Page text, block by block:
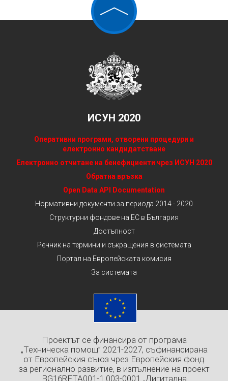
ИСУН 2020
Оперативни програми, отворени процедури и
електронно кандидатстване
Електронно отчитане на бенефициенти чрез ИСУН 2020
Обратна връзка
Open Data API Documentation
Нормативни документи за периода 2014 - 2020
Структурни фондове на ЕС в България
Достъпност
Речник на термини и съкращения в системата
Портал на Европейската комисия
За системата
Проектът се финансира от програма
„Техническа помощ” 2021-2027, съфинансирана
от Европейския съюз чрез Европейския фонд
за регионално развитие, в изпълнение на проект
BG16RFTA001-1.003-0001 „Дигитална